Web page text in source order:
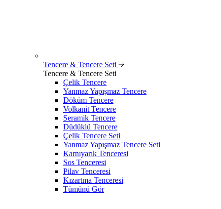
Tencere & Tencere Seti
Tencere & Tencere Seti
Çelik Tencere
Yanmaz Yapışmaz Tencere
Döküm Tencere
Volkanit Tencere
Seramik Tencere
Düdüklü Tencere
Çelik Tencere Seti
Yanmaz Yapışmaz Tencere Seti
Karnıyarık Tenceresi
Sos Tenceresi
Pilav Tenceresi
Kızartma Tenceresi
Tümünü Gör